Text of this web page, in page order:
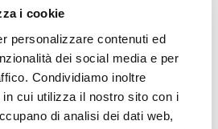
i cookie
personalizzare contenuti ed
dei social media e per
Condividiamo inoltre
cui utilizza il nostro sito con i
di analisi dei dati web,
ED EDILI PER
VIA MARCONI